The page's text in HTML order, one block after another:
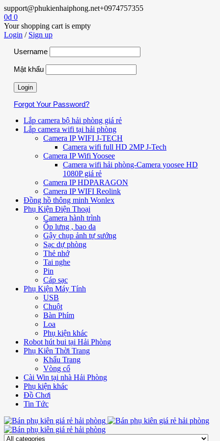
support@phukienhaiphong.net+0974757355
0₫ 0
Your shopping cart is empty
Login / Sign up
Username
Mật khẩu
Forgot Your Password?
Lắp camera bộ hải phòng giá rẻ
Lắp camera wifi tại hải phòng
Camera IP WIFI J-TECH
Camera wifi full HD 2MP J-Tech
Camera IP Wifi Yoosee
Camera wifi hải phòng-Camera yoosee HD
1080P giá rẻ
Camera IP HDPARAGON
Camera IP WIFI Reolink
Đồng hồ thông minh Wonlex
Phụ Kiện Điện Thoại
Camera hành trình
Ốp lưng , bao da
Gậy chụp ảnh tự sướng
Sạc dự phòng
Thẻ nhớ
Tai nghe
Pin
Cáp sạc
Phụ Kiện Máy Tính
USB
Chuột
Bàn Phím
Loa
Phụ kiện khác
Robot hút bui tại Hải Phòng
Phụ Kiên Thời Trang
Khẩu Trang
Vòng cổ
Cài Win tại nhà Hải Phòng
Phụ kiện khác
Đồ Chơi
Tin Tức